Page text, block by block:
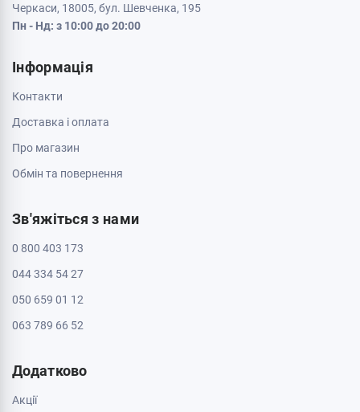
Черкаси, 18005, бул. Шевченка, 195
Пн - Нд: з 10:00 до 20:00
Інформація
Контакти
Доставка і оплата
Про магазин
Обмін та повернення
Зв'яжіться з нами
0 800 403 173
044 334 54 27
050 659 01 12
063 789 66 52
Додатково
Акції